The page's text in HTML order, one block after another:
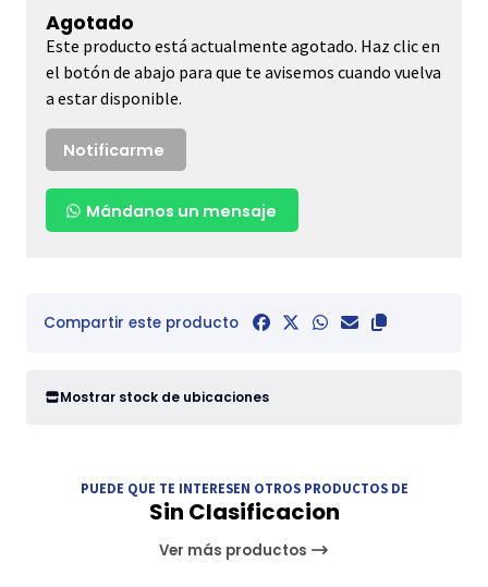
Agotado
Este producto está actualmente agotado. Haz clic en
el botón de abajo para que te avisemos cuando vuelva
a estar disponible.
Notificarme
Mándanos un mensaje
Compartir este producto
Mostrar stock de ubicaciones
PUEDE QUE TE INTERESEN OTROS PRODUCTOS DE
Sin Clasificacion
Ver más productos